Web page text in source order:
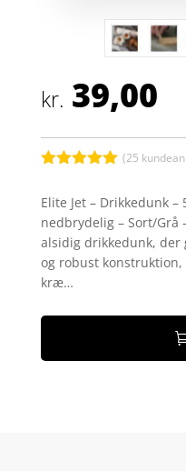
kr. 39,00
af 5
baseret på
kundebedøm
melser
(25
Elite Jet – Drikkedunk –
nedbrydelig – Sort/Grå
alsidig drikkedunk, der
og robust
kræ…